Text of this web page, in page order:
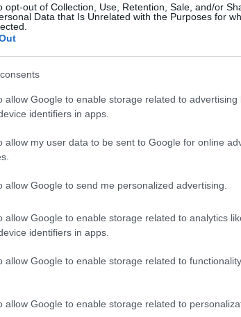
opt-out of Collection, Use, Retention, Sale, and/or
Data that Is Unrelated with the Purposes for
allow Google to enable storage related to advertising
identifiers in apps.
allow my user data to be sent to Google for online
allow Google to send me personalized advertising.
allow Google to enable storage related to analytics
identifiers in apps.
allow Google to enable storage related to
allow Google to enable storage related to
CÍMKÉK
144
dekoráció
(
DIY
fenntarthatóság (71)
festés ( 174)
fonal (73)
gyerekjáték( 73)